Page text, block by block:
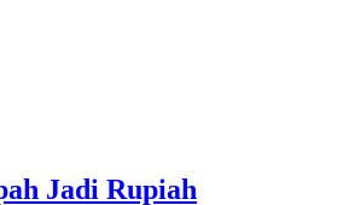
Jadi Rupiah